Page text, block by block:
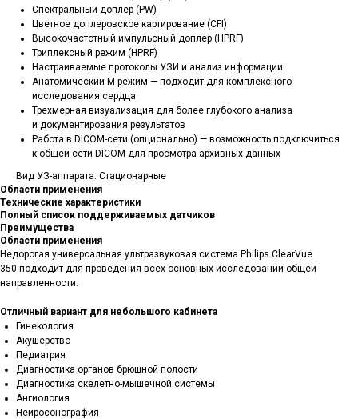
Спектральный доплер (PW)
Цветное доплеровское картирование (CFI)
Высокочастотный импульсный доплер (HPRF)
Триплексный режим (HPRF)
Настраиваемые протоколы УЗИ и анализ информации
Анатомический M-режим — подходит для комплексного
исследования сердца
Трехмерная визуализация для более глубокого анализа
и документирования результатов
Работа в DICOM-сети (опционально) — возможность подключиться
к общей сети DICOM для просмотра архивных данных
Вид УЗ-аппарата: Cтационарные
Области применения
Технические характеристики
Полный список поддерживаемых датчиков
Преимущества
Области применения
Недорогая универсальная ультразвуковая система Philips ClearVue
350 подходит для проведения всех основных исследований общей
направленности.
Отличный вариант для небольшого кабинета
Гинекология
Акушерство
Педиатрия
Диагностика органов брюшной полости
Диагностика скелетно-мышечной системы
Ангиология
Нейросонография